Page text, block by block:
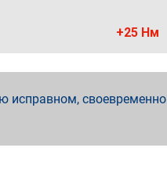
+25 Нм
исправном, своевременно